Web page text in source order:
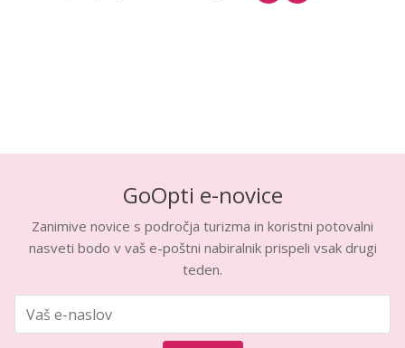
GoOpti e-novice
Zanimive novice s področja turizma in koristni potovalni
nasveti bodo v vaš e-poštni nabiralnik prispeli vsak drugi
teden.